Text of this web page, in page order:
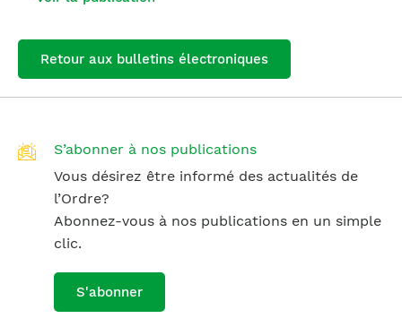
Retour aux bulletins électroniques
S’abonner à nos publications
Vous désirez être informé des actualités de
l’Ordre?
Abonnez-vous à nos publications en un simple
clic.
S'abonner